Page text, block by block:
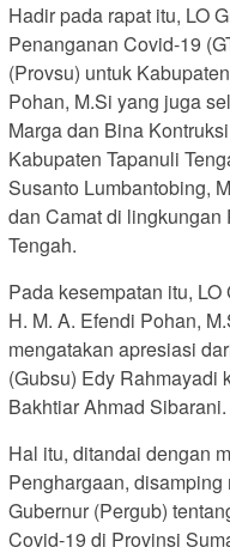
Hadir pada rapat itu, LO
Penanganan Covid-19
(Provsu) untuk
Pohan, M.Si yang juga
Marga dan Bina
Kabupaten Tapanuli
Susanto Lumbantobing,
dan Camat di lingkungan
Tengah.
Pada kesempatan itu, LO
H. M. A. Efendi Pohan,
mengatakan apresiasi
(Gubsu) Edy Rahmayadi
Bakhtiar Ahmad Sibarani.
Hal itu, ditandai dengan
Penghargaan,
Gubernur (Pergub)
Covid-19 di Provinsi